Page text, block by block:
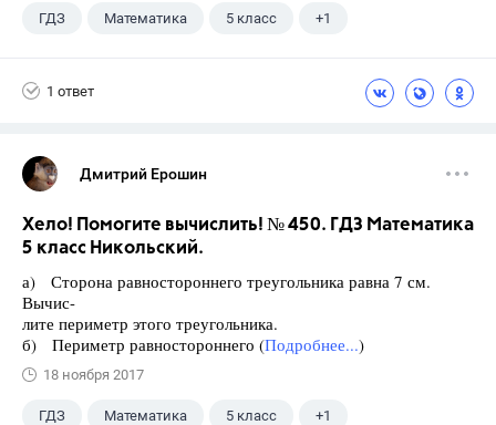
ГДЗ Математика 5 класс +1
1 ответ
Дмитрий Ерошин
Хело! Помогите вычислить! № 450. ГДЗ Математика
5 класс Никольский.
а) Сторона равностороннего треугольника равна 7 см.
Вычис-
лите периметр этого треугольника.
б) Периметр равностороннего (Подробнее...)
18 ноября 2017
ГДЗ Математика 5 класс +1